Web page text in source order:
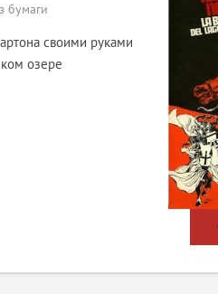
бумаги
своими руками
озере